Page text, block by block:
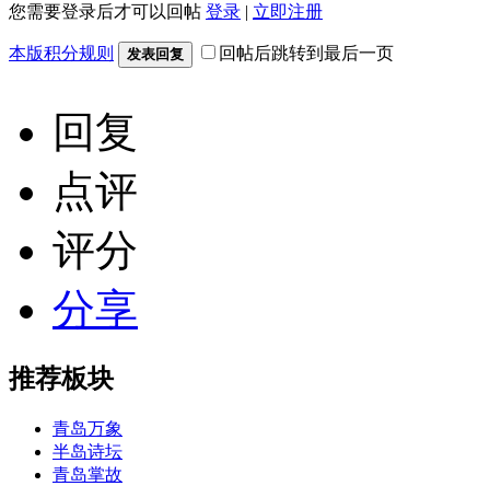
您需要登录后才可以回帖 登录 | 立即注册
本版积分规则 发表回复 回帖后跳转到最后一页
回复
点评
评分
分享
推荐板块
青岛万象
半岛诗坛
青岛掌故